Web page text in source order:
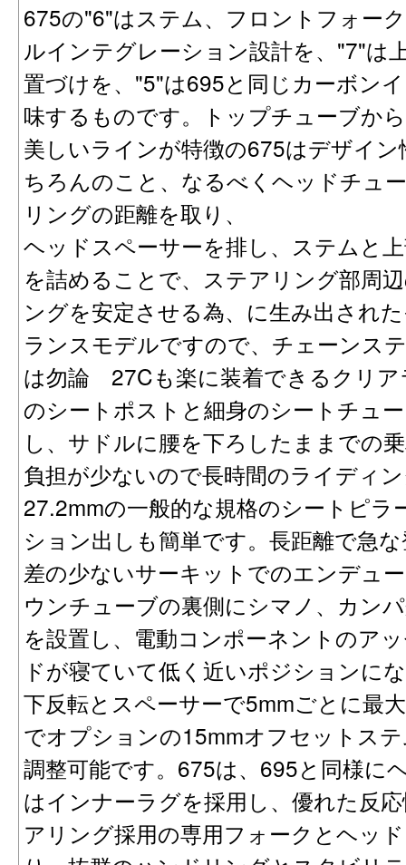
675の"6"はステム、フロントフォー
ルインテグレーション設計を、"7"は
置づけを、"5"は695と同じカーボン
味するものです。トップチューブか
美しいラインが特徴の675はデザイ
ちろんのこと、なるべくヘッドチュ
リングの距離を取り、
ヘッドスペーサーを排し、ステムと
を詰めることで、ステアリング部周
ングを安定させる為、に生み出され
ランスモデルですので、チェーンス
は勿論 27Cも楽に装着できるクリ
のシートポストと細身のシートチュ
し、サドルに腰を下ろしたままでの
負担が少ないので長時間のライディ
27.2mmの一般的な規格のシートピ
ション出しも簡単です。長距離で急
差の少ないサーキットでのエンデュ
ウンチューブの裏側にシマノ、カン
を設置し、電動コンポーネントのア
ドが寝ていて低く近いポジションに
下反転とスペーサーで5mmごとに最
でオプションの15mmオフセットス
調整可能です。675は、695と同様に
はインナーラグを採用し、優れた反
アリング採用の専用フォークとヘッ